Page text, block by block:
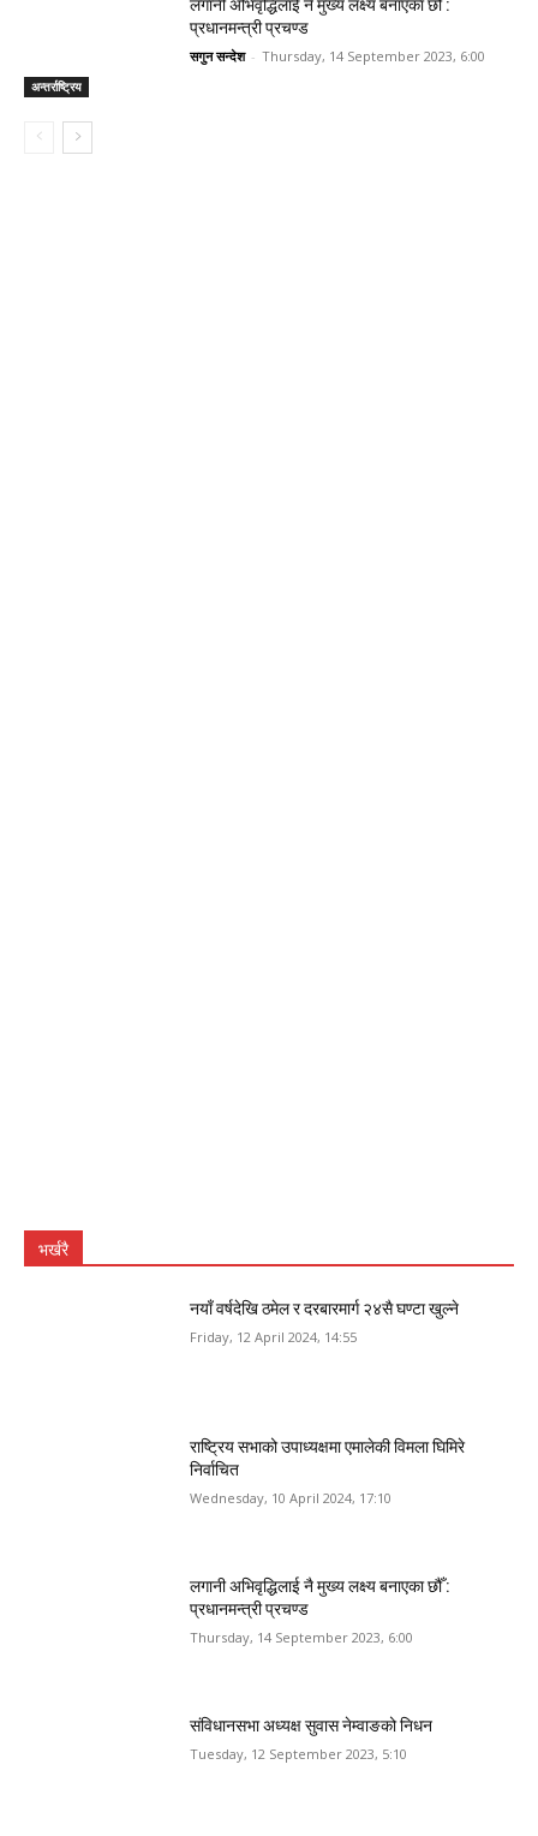
अन्तर्राष्ट्रिय
लगानी अभिवृद्धिलाई नै मुख्य लक्ष्य बनाएका छौँ :
प्रधानमन्त्री प्रचण्ड
सगुन सन्देश - Thursday, 14 September 2023, 6:00
भर्खरै
नयाँ वर्षदेखि ठमेल र दरबारमार्ग २४सै घण्टा खुल्ने
Friday, 12 April 2024, 14:55
राष्ट्रिय सभाको उपाध्यक्षमा एमालेकी विमला घिमिरे
निर्वाचित
Wednesday, 10 April 2024, 17:10
लगानी अभिवृद्धिलाई नै मुख्य लक्ष्य बनाएका छौँ :
प्रधानमन्त्री प्रचण्ड
Thursday, 14 September 2023, 6:00
संविधानसभा अध्यक्ष सुवास नेम्वाङको निधन
Tuesday, 12 September 2023, 5:10